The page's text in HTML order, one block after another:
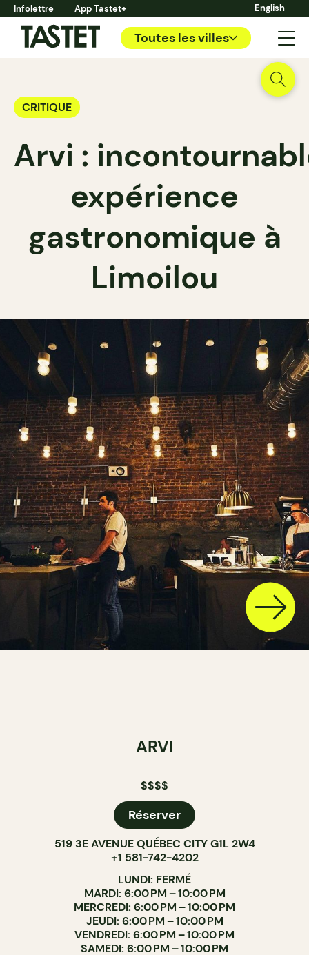
Infolettre App Tastet+ English
Toutes les villes
CRITIQUE
Arvi :
expérience
gastronomique à
Limoilou
ARVI
$$$$
Réserver
519 3E AVENUE QUÉBEC CITY G1L 2W4
+1 581-742-4202
LUNDI: FERMÉ
MARDI: 6:00 PM – 10:00 PM
MERCREDI: 6:00 PM – 10:00 PM
JEUDI: 6:00 PM – 10:00 PM
VENDREDI: 6:00 PM – 10:00 PM
SAMEDI: 6:00 PM – 10:00 PM